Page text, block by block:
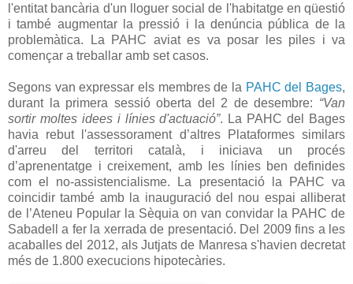
l'entitat bancària d'un lloguer social de l'habitatge en qüestió
i també augmentar la pressió i la denúncia pública de la
problemàtica. La PAHC aviat es va posar les piles i va
començar a treballar amb set casos.
Segons van expressar els membres de la PAHC del Bages,
durant la primera sessió oberta del 2 de desembre: “Van
sortir moltes idees i línies d'actuació”. La PAHC del Bages
havia rebut l'assessorament d’altres Plataformes similars
d'arreu del territori català, i iniciava un procés
d’aprenentatge i creixement, amb les línies ben definides
com el no-assistencialisme. La presentació la PAHC va
coincidir també amb la inauguració del nou espai alliberat
de l’Ateneu Popular la Sèquia on van convidar la PAHC de
Sabadell a fer la xerrada de presentació. Del 2009 fins a les
acaballes del 2012, als Jutjats de Manresa s'havien decretat
més de 1.800 execucions hipotecàries.